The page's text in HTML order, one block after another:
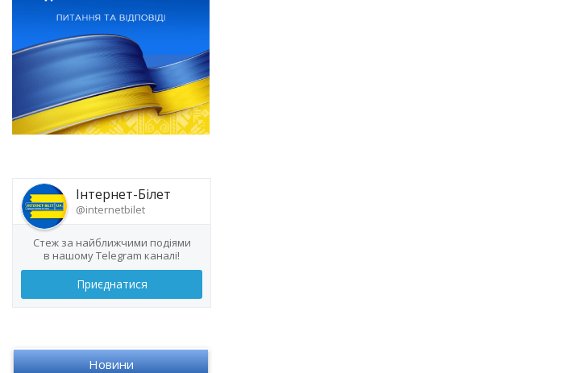
Інтернет-Білет
@internetbilet
Стеж за найближчими подіями
в нашому Telegram каналі!
Приєднатися
Новини